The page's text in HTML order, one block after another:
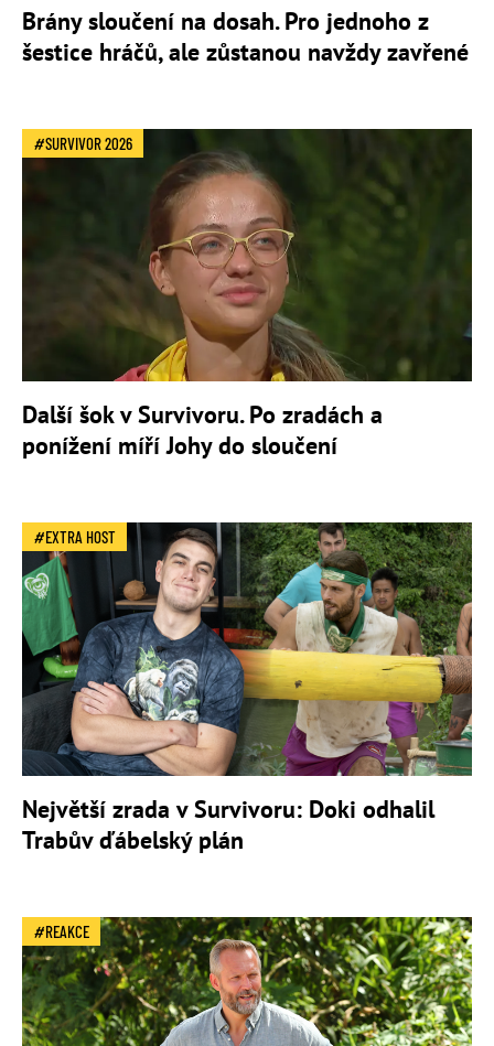
Brány sloučení na dosah. Pro jednoho z
šestice hráčů, ale zůstanou navždy zavřené
SURVIVOR 2026
Další šok v Survivoru. Po zradách a
ponížení míří Johy do sloučení
EXTRA HOST
Největší zrada v Survivoru: Doki odhalil
Trabův ďábelský plán
REAKCE